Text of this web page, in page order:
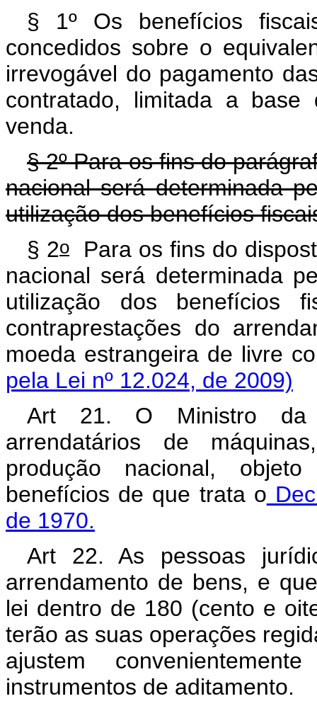
§ 1º Os benefícios
concedidos sobre o
irrevogável do pagamento
contratado, limitada a
venda.
§ 2º Para os fins do
nacional será determinada
utilização dos benefícios
§ 2o Para os fins do
nacional será determinada
utilização dos benefícios
contraprestações do
moeda estrangeira de
pela Lei nº 12.024, de 2009)
Art 21. O Ministro da
arrendatários de
produção nacional,
benefícios de que trata o
de 1970.
Art 22. As pessoas
arrendamento de bens, e
lei dentro de 180 (cento e
terão as suas operações
ajustem
instrumentos de aditamento.